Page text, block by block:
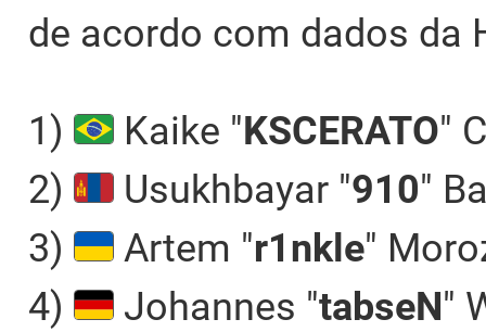
de acordo com dados da
1) Kaike "KSCERATO"
2)
Usukhbayar "910"
3)
Artem "r1nkle"
4)
Johannes "tabseN"